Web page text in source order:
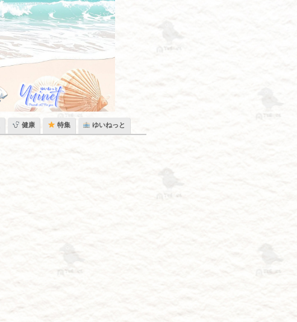
健康 特集 ゆいねっと